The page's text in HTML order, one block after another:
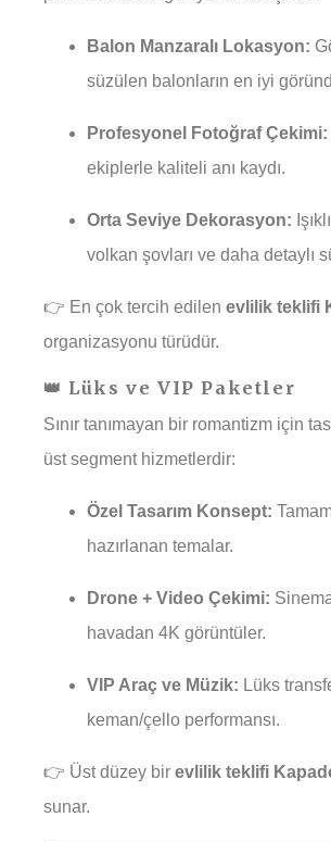
Balon Manzaralı Lokasyon:
süzülen balonların en iyi
Profesyonel Fotoğraf Çekimi:
ekiplerle kaliteli anı kaydı.
Orta Seviye Dekorasyon:
volkan şovları ve daha detaylı
👉 En çok tercih edilen evlilik teklifi
organizasyonu türüdür.
👑 Lüks ve VIP Paketler
Sınır tanımayan bir romantizm için
üst segment hizmetlerdir:
Özel Tasarım Konsept:
hazırlanan temalar.
Drone + Video Çekimi:
havadan 4K görüntüler.
VIP Araç ve Müzik: Lüks
keman/çello performansı.
👉 Üst düzey bir evlilik teklifi
sunar.